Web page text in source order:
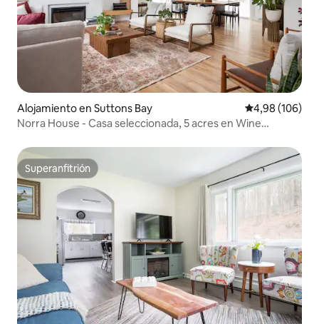
Alojamiento en Suttons Bay Calificación
4,98 (106)
Norra House - Casa seleccionada, 5 acres en Wine
Superanfitrión
Superanfitrión